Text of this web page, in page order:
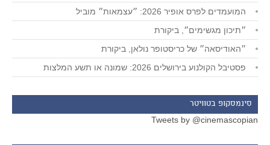
המועמדים לפרס אופיר 2026: ״עצמאות״ מוביל
״תיכון מגשימים״, ביקורת
״האודיסאה״ של כריסטופר נולאן, ביקורת
פסטיבל הקולנוע בירושלים 2026: שמונה או תשע המלצות
סינמסקופ בטוויטר
Tweets by @cinemascopian